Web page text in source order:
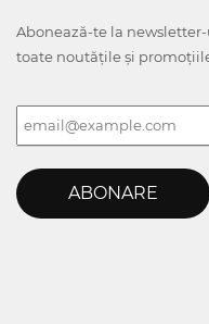
Abonează-te la
toate noutățile și
ABONARE